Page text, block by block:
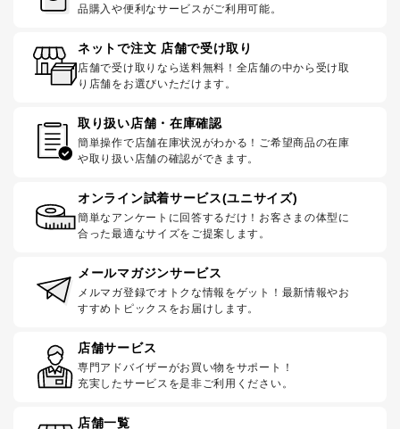
品購入や便利なサービスがご利用可能。
ネットで注文 店舗で受け取り
店舗で受け取りなら送料無料！全店舗の中から受け取
り店舗をお選びいただけます。
取り扱い店舗・在庫確認
簡単操作で店舗在庫状況がわかる！ご希望商品の在庫
や取り扱い店舗の確認ができます。
オンライン試着サービス(ユニサイズ)
簡単なアンケートに回答するだけ！お客さまの体型に
合った最適なサイズをご提案します。
メールマガジンサービス
メルマガ登録でオトクな情報をゲット！最新情報やお
すすめトピックスをお届けします。
店舗サービス
専門アドバイザーがお買い物をサポート！
充実したサービスを是非ご利用ください。
店舗一覧